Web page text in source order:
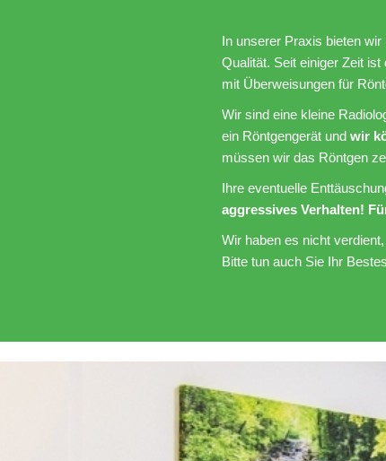
In unserer Praxis bieten
Qualität. Seit einiger Zeit
mit Überweisungen für
Wir sind eine kleine
ein Röntgengerät und wir
müssen wir das Röntgen
Ihre eventuelle
aggressives Verhalten!
Wir haben es nicht
Bitte tun auch Sie Ihr